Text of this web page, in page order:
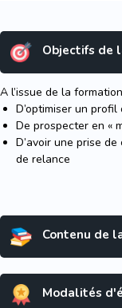
Objectifs de
A l’issue de la
D’optimiser un
De prospecter en «
D’avoir une prise
de relance
Contenu de
Modalités